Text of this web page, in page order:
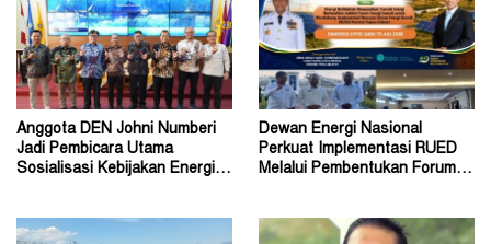
Anggota DEN Johni Numberi
Jadi Pembicara Utama
Sosialisasi Kebijakan Energi di
Dewan Energi Nasional
Perkuat Implementasi RUED
Melalui Pembentukan Forum